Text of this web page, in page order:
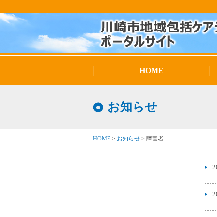
HOME
お知らせ
HOME > お知らせ > 障害者